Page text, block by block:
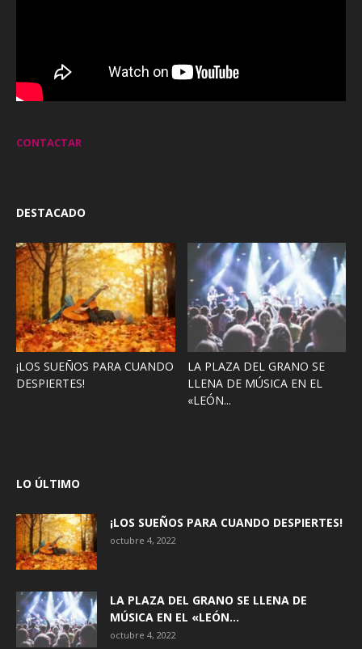
CONTACTAR
DESTACADO
¡LOS SUEÑOS PARA CUANDO
DESPIERTES!
LA PLAZA DEL GRANO SE
LLENA DE MÚSICA EN EL
«LEÓN...
LO ÚLTIMO
¡LOS SUEÑOS PARA CUANDO DESPIERTES!
octubre 4, 2022
LA PLAZA DEL GRANO SE LLENA DE
MÚSICA EN EL «LEÓN...
octubre 4, 2022